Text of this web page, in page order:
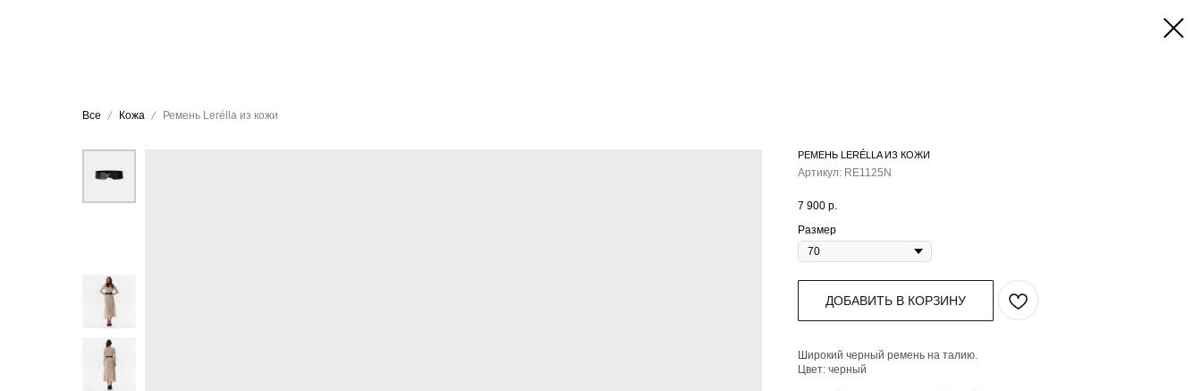
Все Кожа Ремень Lerélla из кожи
РЕМЕНЬ LERÉLLA ИЗ КОЖИ
Артикул: RE1125N
7 900 р.
Размер
ДОБАВИТЬ В КОРЗИНУ
Широкий черный ремень на талию.
Цвет: черный